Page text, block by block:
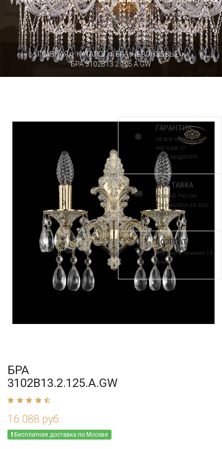
ГЛАВНАЯ КАТАЛОГ БРА
БРОНЗОВЫЕ
БРА 3102B13.2.125.A.GW
БРА
3102B13.2.125.A.GW
16 088 руб.
Бесплатная доставка по Москве
ГАРАНТИЯ
на все модели 30
месяцев от
производителя
ДОСТАВКА
по всей России.
Самовывоз из шоу-
рума
ВОЗВРАТ
и обмен в течении 14
дней